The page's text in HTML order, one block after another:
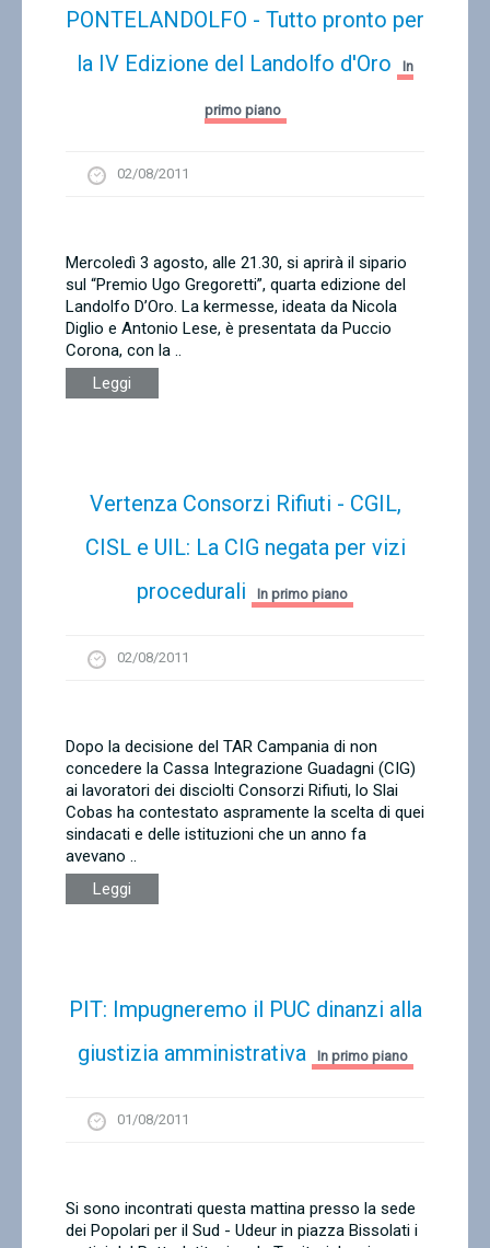
PONTELANDOLFO - Tutto pronto per
la IV Edizione del Landolfo d'Oro
In
primo piano
02/08/2011
Mercoledì 3 agosto, alle 21.30, si aprirà il sipario
sul “Premio Ugo Gregoretti”, quarta edizione del
Landolfo D’Oro. La kermesse, ideata da Nicola
Diglio e Antonio Lese, è presentata da Puccio
Corona, con la ..
Leggi
Vertenza Consorzi Rifiuti - CGIL,
CISL e UIL: La CIG negata per vizi
procedurali
In primo piano
02/08/2011
Dopo la decisione del TAR Campania di non
concedere la Cassa Integrazione Guadagni (CIG)
ai lavoratori dei disciolti Consorzi Rifiuti, lo Slai
Cobas ha contestato aspramente la scelta di quei
sindacati e delle istituzioni che un anno fa
avevano ..
Leggi
PIT: Impugneremo il PUC dinanzi alla
giustizia amministrativa
In primo piano
01/08/2011
Si sono incontrati questa mattina presso la sede
dei Popolari per il Sud - Udeur in piazza Bissolati i